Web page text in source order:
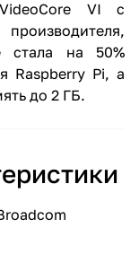
VI с
стала на 50%
Raspberry Pi, а
до 2 ГБ.